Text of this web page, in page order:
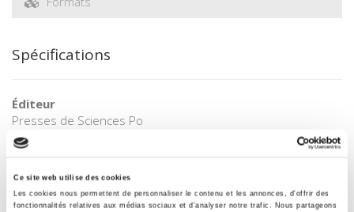
Ce site web utilise des cookies
Les cookies nous permettent de personnaliser le contenu et les annonces, d'offrir des
fonctionnalités relatives aux médias sociaux et d'analyser notre trafic. Nous partageons
Spécifications
Éditeur
Presses de Sciences Po
Revue
20 & 21. Revue d'histoire
ISSN
02941759